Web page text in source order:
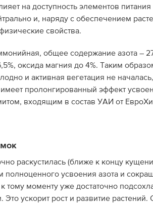
на доступность элементов питания
и, наряду с обеспечением
свойства.
общее содержание азота –
оксида магния до 4%. Таким
и активная вегетация не
пролонгированный эффект
входящим в состав УАИ от
раскустилась (ближе к концу
усвоения азота и
тому моменту уже достаточно
ускорит рост и развитие растений.